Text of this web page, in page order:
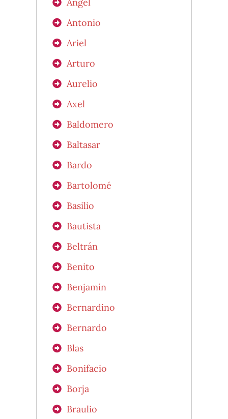
Antonio
Ariel
Arturo
Aurelio
Axel
Baldomero
Baltasar
Bardo
Bartolomé
Basilio
Bautista
Beltrán
Benito
Benjamín
Bernardino
Bernardo
Blas
Bonifacio
Borja
Braulio